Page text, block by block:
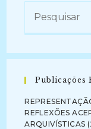
Publicações
REFLEXÕES